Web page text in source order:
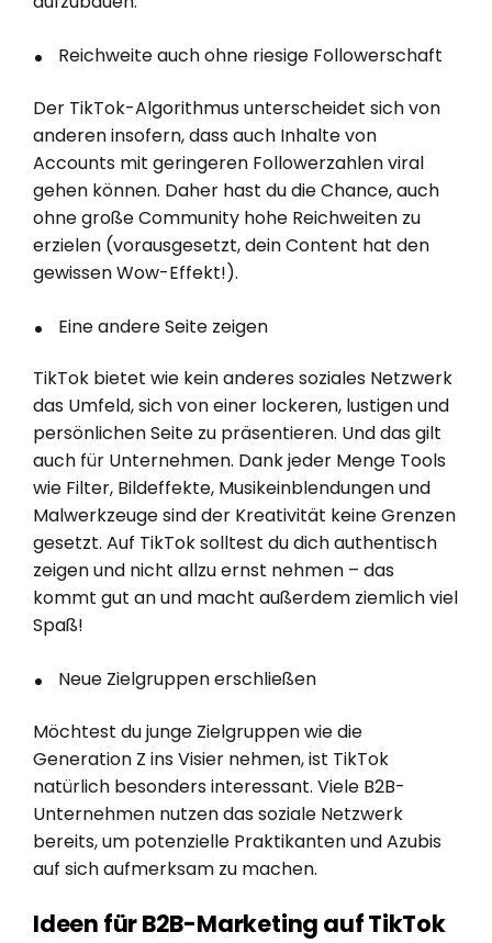
Reichweite auch ohne riesige Followerschaft
Der TikTok-Algorithmus unterscheidet sich von
anderen insofern, dass auch Inhalte von
Accounts mit geringeren Followerzahlen viral
gehen können. Daher hast du die Chance, auch
ohne große Community hohe Reichweiten zu
erzielen (vorausgesetzt, dein Content hat den
gewissen Wow-Effekt!).
Eine andere Seite zeigen
TikTok bietet wie kein anderes soziales Netzwerk
das Umfeld, sich von einer lockeren, lustigen und
persönlichen Seite zu präsentieren. Und das gilt
auch für Unternehmen. Dank jeder Menge Tools
wie Filter, Bildeffekte, Musikeinblendungen und
Malwerkzeuge sind der Kreativität keine Grenzen
gesetzt. Auf TikTok solltest du dich authentisch
zeigen und nicht allzu ernst nehmen – das
kommt gut an und macht außerdem ziemlich viel
Spaß!
Neue Zielgruppen erschließen
Möchtest du junge Zielgruppen wie die
Generation Z ins Visier nehmen, ist TikTok
natürlich besonders interessant. Viele B2B-
Unternehmen nutzen das soziale Netzwerk
bereits, um potenzielle Praktikanten und Azubis
auf sich aufmerksam zu machen.
Ideen für B2B-Marketing auf TikTok